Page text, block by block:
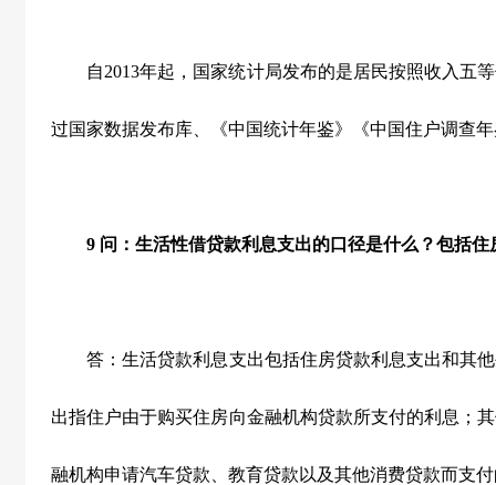
自2013年起，国家统计局发布的是居民按照收入五
过国家数据发布库、《中国统计年鉴》《中国住户调查
9 问：生活性借贷款利息支出的口径是什么？包括
答：生活贷款利息支出包括住房贷款利息支出和其
出指住户由于购买住房向金融机构贷款所支付的利息；
融机构申请汽车贷款、教育贷款以及其他消费贷款而支